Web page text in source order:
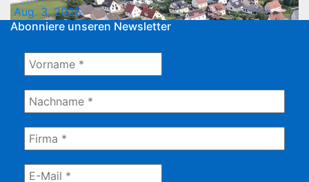
Aug. 3, 2026
Abonniere unseren Newsletter